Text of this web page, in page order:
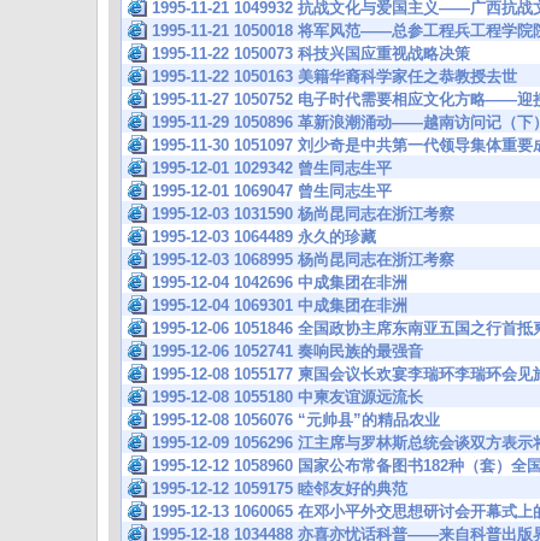
1995-11-21 1049932 抗战文化与爱国主义——广西抗战
1995-11-21 1050018 将军风范——总参工程兵工程学院
1995-11-22 1050073 科技兴国应重视战略决策
1995-11-22 1050163 美籍华裔科学家任之恭教授去世
1995-11-27 1050752 电子时代需要相应文化方略——迎
1995-11-29 1050896 革新浪潮涌动——越南访问记（下
1995-11-30 1051097 刘少奇是中共第一代领导集体重
1995-12-01 1029342 曾生同志生平
1995-12-01 1069047 曾生同志生平
1995-12-03 1031590 杨尚昆同志在浙江考察
1995-12-03 1064489 永久的珍藏
1995-12-03 1068995 杨尚昆同志在浙江考察
1995-12-04 1042696 中成集团在非洲
1995-12-04 1069301 中成集团在非洲
1995-12-06 1051846 全国政协主席东南亚五国之行首
1995-12-06 1052741 奏响民族的最强音
1995-12-08 1055177 柬国会议长欢宴李瑞环李瑞环会见
1995-12-08 1055180 中柬友谊源远流长
1995-12-08 1056076 “元帅县”的精品农业
1995-12-09 1056296 江主席与罗林斯总统会谈双方表
1995-12-12 1058960 国家公布常备图书182种（套）全
1995-12-12 1059175 睦邻友好的典范
1995-12-13 1060065 在邓小平外交思想研讨会开幕式上
1995-12-18 1034488 亦喜亦忧话科普——来自科普出版